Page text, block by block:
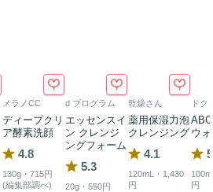
メラノCC
ディープクリ
ア酵素洗顔
4.8
130g・715円
(編集部調べ)
d プログラム
エッセンスイ
ン クレンジ
ングフォーム
5.3
20g・550円
乾燥さん
薬用保湿力泡
クレンジング
4.1
120mL・1,430
円
ドク
ウ
円